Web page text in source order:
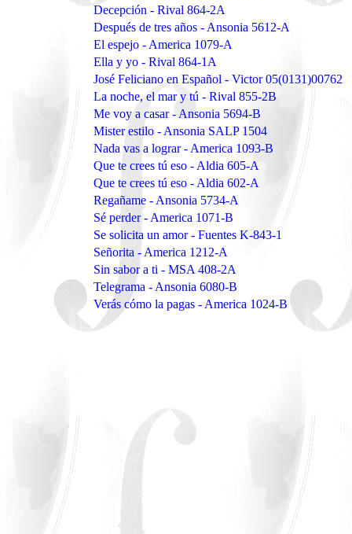
Decepción - Rival 864-2A
Después de tres años - Ansonia 5612-A
El espejo - America 1079-A
Ella y yo - Rival 864-1A
José Feliciano en Español - Victor 05(0131)00762
La noche, el mar y tú - Rival 855-2B
Me voy a casar - Ansonia 5694-B
Mister estilo - Ansonia SALP 1504
Nada vas a lograr - America 1093-B
Que te crees tú eso - Aldia 605-A
Que te crees tú eso - Aldia 602-A
Regañame - Ansonia 5734-A
Sé perder - America 1071-B
Se solicita un amor - Fuentes K-843-1
Señorita - America 1212-A
Sin sabor a ti - MSA 408-2A
Telegrama - Ansonia 6080-B
Verás cómo la pagas - America 1024-B